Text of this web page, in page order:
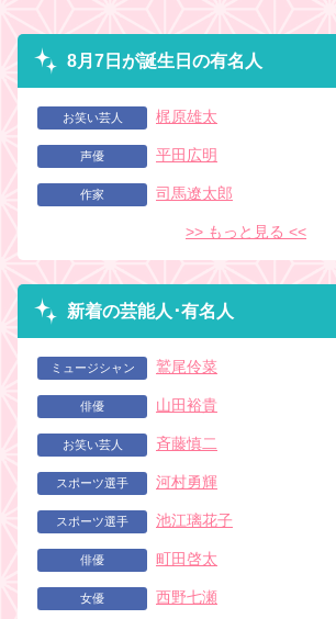
8月7日が誕生日の有名人
お笑い芸人 梶原雄太
声優 平田広明
作家 司馬遼太郎
>> もっと見る <<
新着の芸能人･有名人
ミュージシャン 鷲尾伶菜
俳優 山田裕貴
お笑い芸人 斉藤慎二
スポーツ選手 河村勇輝
スポーツ選手 池江璃花子
俳優 町田啓太
女優 西野七瀬